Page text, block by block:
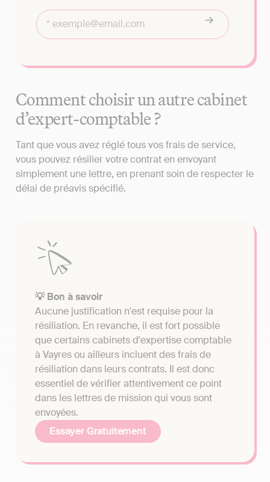
Comment choisir un autre cabinet
d’expert-comptable ?
Tant que vous avez réglé tous vos frais de service,
vous pouvez résilier votre contrat en envoyant
simplement une lettre, en prenant soin de respecter le
délai de préavis spécifié.
💡 Bon à savoir
Aucune justification n'est requise pour la
résiliation. En revanche, il est fort possible
que certains cabinets d'expertise comptable
à Vayres ou ailleurs incluent des frais de
résiliation dans leurs contrats. Il est donc
essentiel de vérifier attentivement ce point
dans les lettres de mission qui vous sont
envoyées.
Essayer Gratuitement